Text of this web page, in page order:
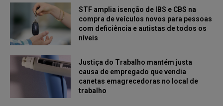
STF amplia isenção de IBS e CBS na
compra de veículos novos para pessoas
com deficiência e autistas de todos os
níveis
Justiça do Trabalho mantém justa
causa de empregado que vendia
canetas emagrecedoras no local de
trabalho